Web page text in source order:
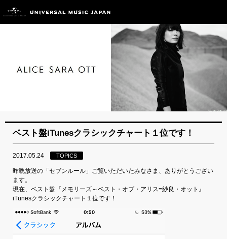
ベスト盤iTunesクラシックチャート１位です！
2017.05.24 TOPICS
昨晩放送の「セブンルール」ご覧いただいたみなさま、ありがとうござい
ます。
現在、ベスト盤『メモリーズ～ベスト・オブ・アリス=紗良・オット』
iTunesクラシックチャート１位です！